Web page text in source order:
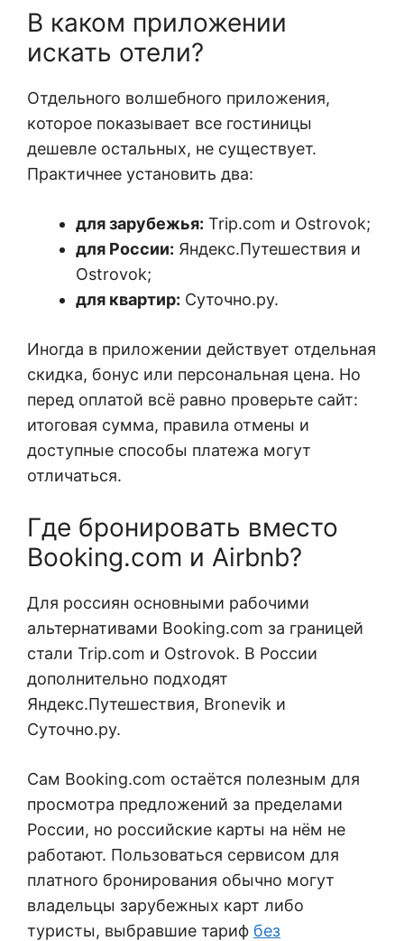
В каком приложении
искать отели?
Отдельного волшебного приложения,
которое показывает все гостиницы
дешевле остальных, не существует.
Практичнее установить два:
для зарубежья: Trip.com и Ostrovok;
для России: Яндекс.Путешествия и
Ostrovok;
для квартир: Суточно.ру.
Иногда в приложении действует отдельная
скидка, бонус или персональная цена. Но
перед оплатой всё равно проверьте сайт:
итоговая сумма, правила отмены и
доступные способы платежа могут
отличаться.
Где бронировать вместо
Booking.com и Airbnb?
Для россиян основными рабочими
альтернативами Booking.com за границей
стали Trip.com и Ostrovok. В России
дополнительно подходят
Яндекс.Путешествия, Bronevik и
Суточно.ру.
Сам Booking.com остаётся полезным для
просмотра предложений за пределами
России, но российские карты на нём не
работают. Пользоваться сервисом для
платного бронирования обычно могут
владельцы зарубежных карт либо
туристы, выбравшие тариф без